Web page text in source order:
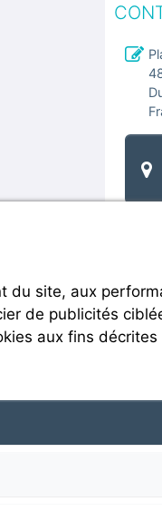
site, aux
de publicités
aux fins